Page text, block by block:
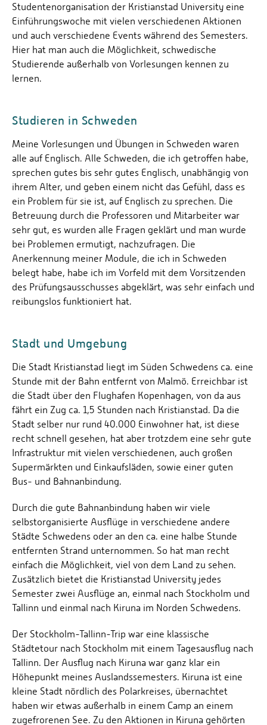
Studentenorganisation der Kristianstad University eine
Einführungswoche mit vielen verschiedenen Aktionen
und auch verschiedene Events während des Semesters.
Hier hat man auch die Möglichkeit, schwedische
Studierende außerhalb von Vorlesungen kennen zu
lernen.
Studieren in Schweden
Meine Vorlesungen und Übungen in Schweden waren
alle auf Englisch. Alle Schweden, die ich getroffen habe,
sprechen gutes bis sehr gutes Englisch, unabhängig von
ihrem Alter, und geben einem nicht das Gefühl, dass es
ein Problem für sie ist, auf Englisch zu sprechen. Die
Betreuung durch die Professoren und Mitarbeiter war
sehr gut, es wurden alle Fragen geklärt und man wurde
bei Problemen ermutigt, nachzufragen. Die
Anerkennung meiner Module, die ich in Schweden
belegt habe, habe ich im Vorfeld mit dem Vorsitzenden
des Prüfungsausschusses abgeklärt, was sehr einfach und
reibungslos funktioniert hat.
Stadt und Umgebung
Die Stadt Kristianstad liegt im Süden Schwedens ca. eine
Stunde mit der Bahn entfernt von Malmö. Erreichbar ist
die Stadt über den Flughafen Kopenhagen, von da aus
fährt ein Zug ca. 1,5 Stunden nach Kristianstad. Da die
Stadt selber nur rund 40.000 Einwohner hat, ist diese
recht schnell gesehen, hat aber trotzdem eine sehr gute
Infrastruktur mit vielen verschiedenen, auch großen
Supermärkten und Einkaufsläden, sowie einer guten
Bus- und Bahnanbindung.
Durch die gute Bahnanbindung haben wir viele
selbstorganisierte Ausflüge in verschiedene andere
Städte Schwedens oder an den ca. eine halbe Stunde
entfernten Strand unternommen. So hat man recht
einfach die Möglichkeit, viel von dem Land zu sehen.
Zusätzlich bietet die Kristianstad University jedes
Semester zwei Ausflüge an, einmal nach Stockholm und
Tallinn und einmal nach Kiruna im Norden Schwedens.
Der Stockholm-Tallinn-Trip war eine klassische
Städtetour nach Stockholm mit einem Tagesausflug nach
Tallinn. Der Ausflug nach Kiruna war ganz klar ein
Höhepunkt meines Auslandssemesters. Kiruna ist eine
kleine Stadt nördlich des Polarkreises, übernachtet
haben wir etwas außerhalb in einem Camp an einem
zugefrorenen See. Zu den Aktionen in Kiruna gehörten